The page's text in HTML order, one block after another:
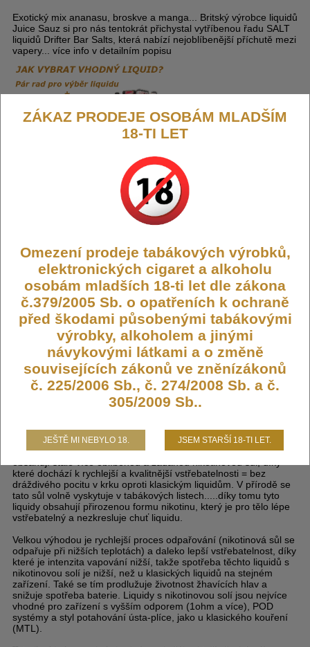
Exotický mix ananasu, broskve a manga... Britský výrobce liquidů
Juice Sauz si pro nás tentokrát přichystal vytříbenou řadu SALT
liquidů Drifter Bar Salts, která nabízí nejoblíbenější příchutě mezi
vapery... více info v detailním popisu
LIQ-SALT-DRIFTER-10-PINEA
235,- KČ
DO KOŠÍKU
Liquid Drifter Bar Salts Pineapple
Peach Mango 10ml - 10mg
výrobou liquidů, a díky tomu jejich liquidy Salt patří mezi ty
nejlepší liquidy s nikotinovou solí na současném trhu. Liquidy
SALT se od běžných liquidů odlišují tím, že mají nižší PH a
obsahují stále více oblíbenou a žádanou nikotinovou sůl, díky
které dochází k rychlejší a kvalitnější vstřebatelnosti = bez
dráždivého pocitu v krku oproti klasickým liquidům. V přírodě se
tato sůl volně vyskytuje v tabákových listech.....díky tomu tyto
liquidy obsahují přirozenou formu nikotinu, který je pro tělo lépe
vstřebatelný a nezkresluje chuť liquidu.
Velkou výhodou je rychlejší proces odpařování (nikotinová sůl se
odpařuje při nižších teplotách) a daleko lepší vstřebatelnost, díky
které je intenzita vapování nižší, takže spotřeba těchto liquidů s
nikotinovou solí je nižší, než u klasických liquidů na stejném
zařízení. Také se tím prodlužuje životnost žhavících hlav a
snižuje spotřeba baterie. Liquidy s nikotinovou solí jsou nejvíce
vhodné pro zařízení s vyšším odporem (1ohm a více), POD
systémy a styl potahování ústa-plíce, jako u klasického kouření
(MTL).
ZÁKAZ PRODEJE OSOBÁM MLADŠÍM
18-TI LET
Omezení prodeje tabákových výrobků,
elektronických cigaret a alkoholu
osobám mladších 18-ti let dle zákona
č.379/2005 Sb. o opatřeních k ochraně
před škodami působenými tabákovými
výrobky, alkoholem a jinými
návykovými látkami a o změně
souvisejících zákonů ve zněnízákonů
č. 225/2006 Sb., č. 274/2008 Sb. a č.
305/2009 Sb..
JEŠTĚ MI NEBYLO 18. JSEM STARŠÍ 18-TI LET.